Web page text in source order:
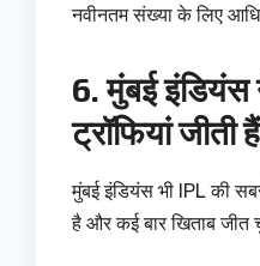
नवीनतम संख्या के लिए
6. मुंबई इंडियंस
ट्रॉफियां जीती
मुंबई इंडियंस भी IPL की
है और कई बार खिताब जीत